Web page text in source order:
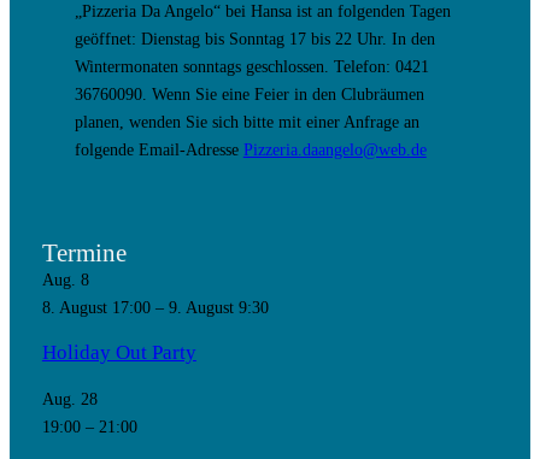
„Pizzeria Da Angelo“ bei Hansa ist an folgenden Tagen
geöffnet: Dienstag bis Sonntag 17 bis 22 Uhr. In den
Wintermonaten sonntags geschlossen. Telefon: 0421
36760090. Wenn Sie eine Feier in den Clubräumen
planen, wenden Sie sich bitte mit einer Anfrage an
folgende Email-Adresse Pizzeria.daangelo@web.de
Termine
Aug. 8
8. August 17:00– 9. August 9:30
Holiday Out Party
Aug. 28
19:00– 21:00